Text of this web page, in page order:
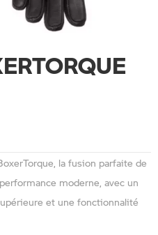
la fusion parfaite de
moderne, avec un
et une fonctionnalité